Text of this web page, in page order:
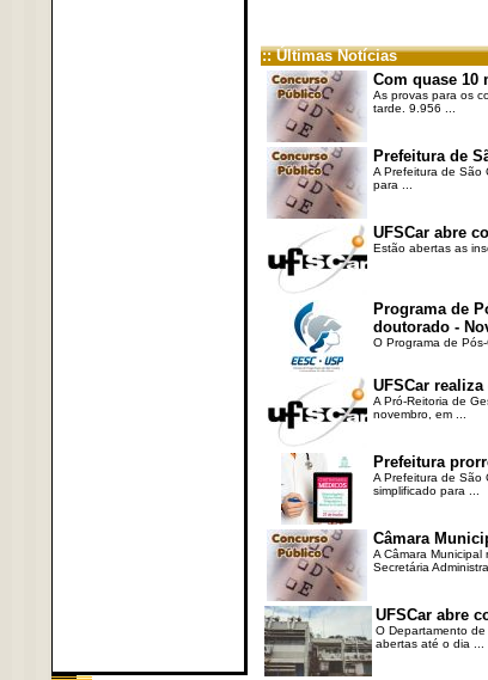
:: Últimas Notícias
Com quase 10
As provas para os
tarde. 9.956 ...
Prefeitura de
A Prefeitura de São
para ...
UFSCar abre
Estão abertas as
Programa de
doutorado -
O Programa de
UFSCar
A Pró-Reitoria de
novembro, em ...
Prefeitura
A Prefeitura de São
simplificado para ...
Câmara
A Câmara
Secretária
UFSCar abre
O Departamento
abertas até o dia ...